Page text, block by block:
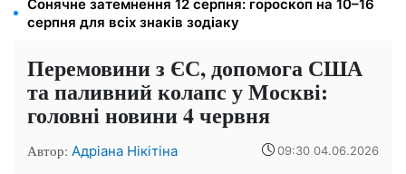
Сонячне затемнення 12 серпня: гороскоп на 10–16
серпня для всіх знаків зодіаку
Перемовини з ЄС, допомога США
та паливний колапс у Москві:
головні новини 4 червня
Автор: Адріана Нікітіна 09:30 04.06.2026